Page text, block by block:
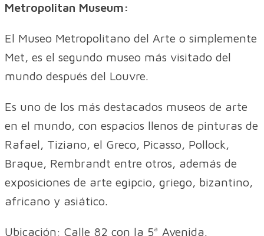
Metropolitan Museum:
El Museo Metropolitano del Arte o simplemente
Met, es el segundo museo más visitado del
mundo después del Louvre.
Es uno de los más destacados museos de arte
en el mundo, con espacios llenos de pinturas de
Rafael, Tiziano, el Greco, Picasso, Pollock,
Braque, Rembrandt entre otros, además de
exposiciones de arte egipcio, griego, bizantino,
africano y asiático.
Ubicación: Calle 82 con la 5ª Avenida.